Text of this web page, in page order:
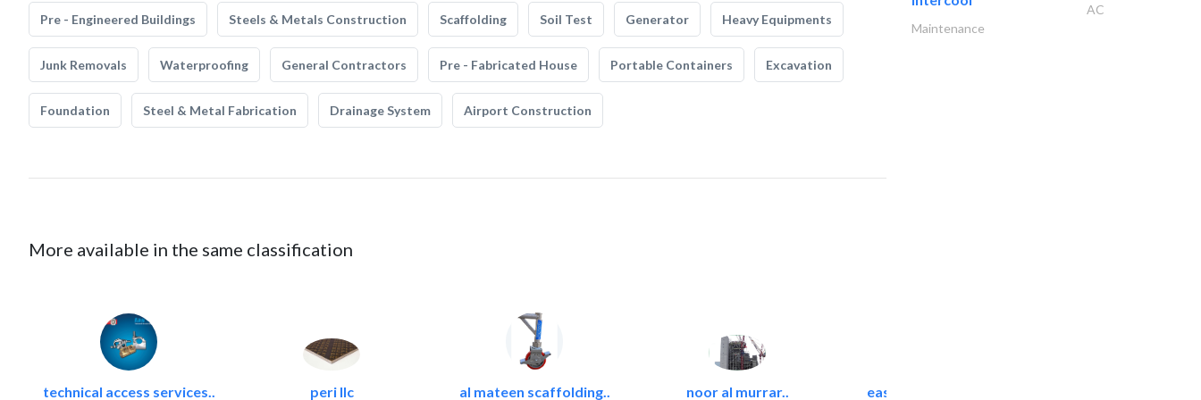
Pre - Engineered Buildings Steels & Metals Construction Scaffolding Soil Test Generator Heavy Equipments
Junk Removals Waterproofing General Contractors Pre - Fabricated House Portable Containers Excavation
Foundation Steel & Metal Fabrication Drainage System Airport Construction
More available in the same classification
technical access services.. peri llc al mateen scaffolding.. noor al murrar.. easy zamil aluminium..
AC
Maintenance